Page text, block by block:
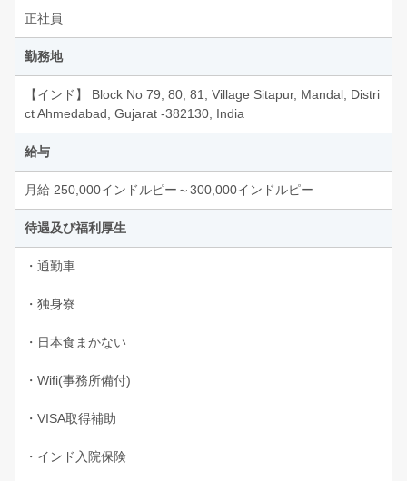
正社員
勤務地
【インド】 Block No 79, 80, 81, Village Sitapur, Mandal, Distri
ct Ahmedabad, Gujarat -382130, India
給与
月給 250,000インドルピー～300,000インドルピー
待遇及び福利厚生
・通勤車
・独身寮
・日本食まかない
・Wifi(事務所備付)
・VISA取得補助
・インド入院保険